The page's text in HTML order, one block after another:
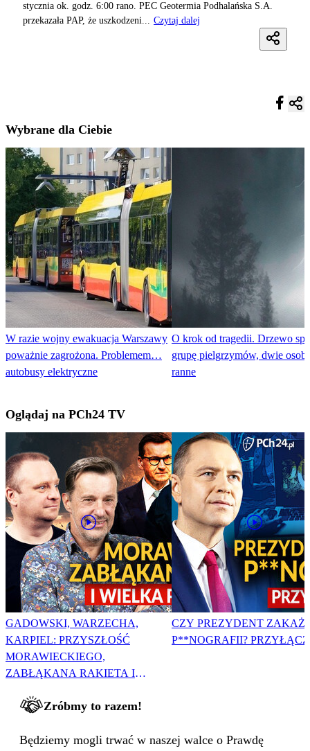
stycznia ok. godz. 6:00 rano. PEC Geotermia Podhalańska S.A.
przekazała PAP, że uszkodzeni... Czytaj dalej
Wybrane dla Ciebie
W razie wojny ewakuacja Warszawy
poważnie zagrożona. Problemem…
autobusy elektryczne
O krok od tragedii. Drzewo
grupę pielgrzymów, dwie
ranne
Oglądaj na PCh24 TV
GADOWSKI, WARZECHA,
KARPIEL: PRZYSZŁOŚĆ
MORAWIECKIEGO,
ZABŁĄKANA RAKIETA I
CZY PREZYDENT
P**NOGRAFII?
Zróbmy to razem!
Będziemy mogli trwać w naszej walce o Prawdę